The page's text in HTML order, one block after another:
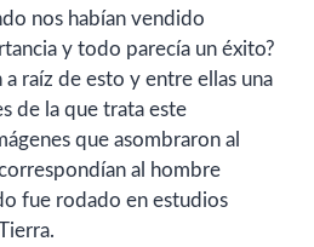
nos habían vendido
y todo parecía un éxito?
raíz de esto y entre ellas una
de la que trata este
que asombraron al
al hombre
fue rodado en estudios